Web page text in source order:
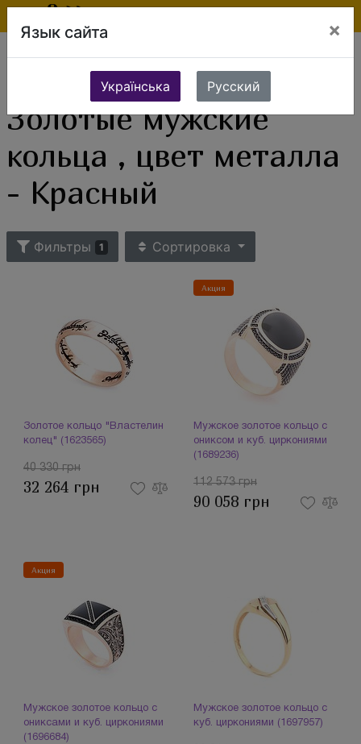
Ювелирные изделия Золотые изделия
Золотые кольца
Золотые мужские кольца , цвет металла - Красный
Золотые мужские
кольца , цвет металла
- Красный
Фильтры 1 Сортировка
Золотое кольцо "Властелин
колец" (1623565)
40 330 грн
32 264 грн
Акция
Мужское золотое кольцо с
ониксом и куб. циркониями
(1689236)
112 573 грн
90 058 грн
Акция
Мужское золотое кольцо с
ониксами и куб. циркониями
(1696684)
Мужское золотое кольцо с
куб. циркониями (1697957)
Язык сайта ×
Українська Русский